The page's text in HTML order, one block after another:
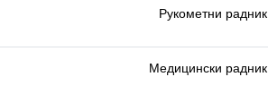
Рукометни радник
Медицински радник